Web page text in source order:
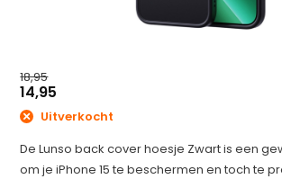
18,95
14,95
Uitverkocht
De Lunso back cover hoesje Zwart is een
om je iPhone 15 te beschermen en toch te